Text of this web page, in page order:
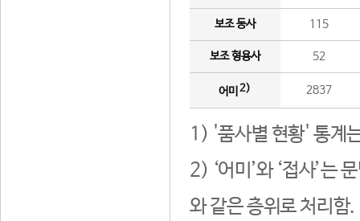
보조 동사 115
보조 형용사 52
어미 2) 2837
1) '품사별 현황' 통계
2) ‘어미’와 ‘접사’는
와 같은 층위로 처리함.